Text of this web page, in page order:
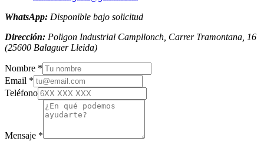
WhatsApp: Disponible bajo solicitud
Dirección: Poligon Industrial Campllonch, Carrer Tramontana, 16
(25600 Balaguer Lleida)
Nombre *
Email *
Teléfono
Mensaje *